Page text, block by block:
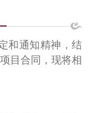
和通知精神，结
目合同，现将相